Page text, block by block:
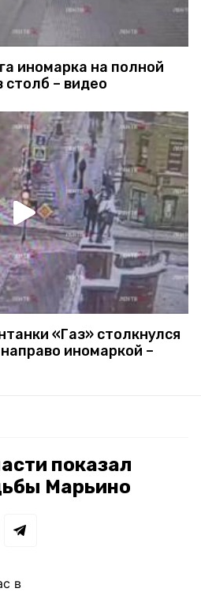
иномарка на полной
столб – видео
«Газ» столкнулся
иномаркой –
показал
Марьино
в